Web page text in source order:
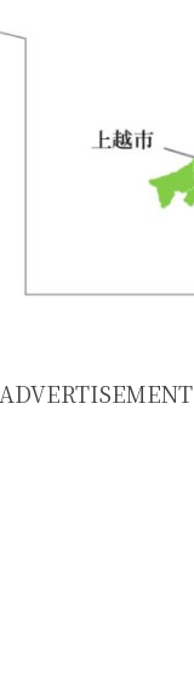
ADVERTISEMENT